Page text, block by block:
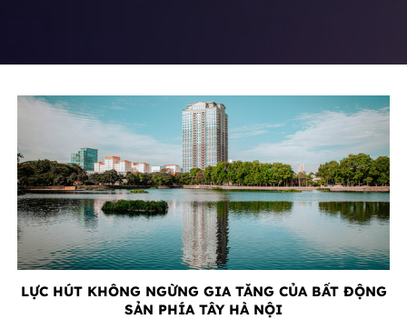
LỰC HÚT KHÔNG NGỪNG GIA TĂNG CỦA BẤT ĐỘNG
SẢN PHÍA TÂY HÀ NỘI